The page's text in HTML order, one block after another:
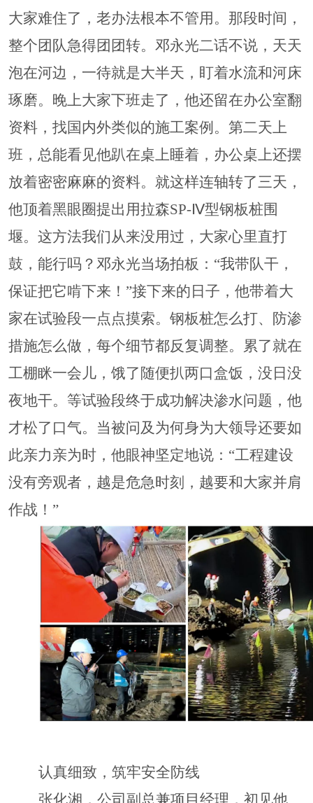
大家难住了，老办法根本不管用。那段时间，
整个团队急得团团转。邓永光二话不说，天天
泡在河边，一待就是大半天，盯着水流和河床
琢磨。晚上大家下班走了，他还留在办公室翻
资料，找国内外类似的施工案例。第二天上
班，总能看见他趴在桌上睡着，办公桌上还摆
放着密密麻麻的资料。就这样连轴转了三天，
他顶着黑眼圈提出用拉森SP-Ⅳ型钢板桩围
堰。这方法我们从来没用过，大家心里直打
鼓，能行吗？邓永光当场拍板：“我带队干，
保证把它啃下来！”接下来的日子，他带着大
家在试验段一点点摸索。钢板桩怎么打、防渗
措施怎么做，每个细节都反复调整。累了就在
工棚眯一会儿，饿了随便扒两口盒饭，没日没
夜地干。等试验段终于成功解决渗水问题，他
才松了口气。当被问及为何身为大领导还要如
此亲力亲为时，他眼神坚定地说：“工程建设
没有旁观者，越是危急时刻，越要和大家并肩
作战！”
认真细致，筑牢安全防线
张化湘，公司副总兼项目经理，初见他